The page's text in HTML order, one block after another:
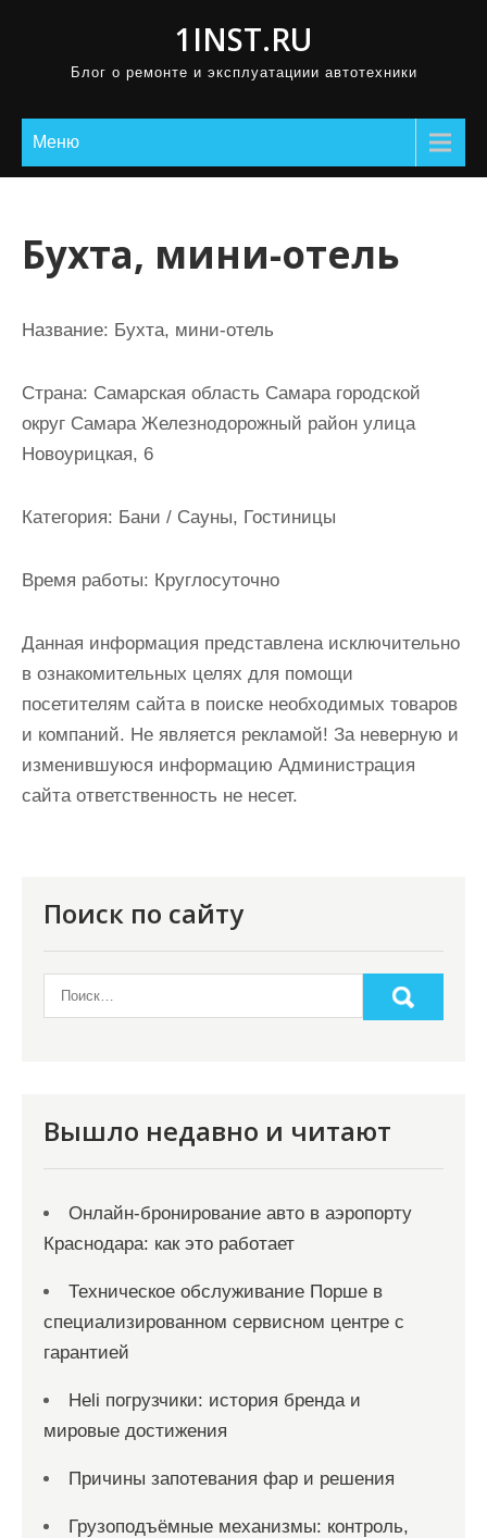
1INST.RU
Блог о ремонте и эксплуатациии автотехники
Меню
Бухта, мини-отель
Название: Бухта, мини-отель
Страна: Самарская область Самара городской
округ Самара Железнодорожный район улица
Новоурицкая, 6
Категория: Бани / Сауны, Гостиницы
Время работы: Круглосуточно
Данная информация представлена исключительно
в ознакомительных целях для помощи
посетителям сайта в поиске необходимых товаров
и компаний. Не является рекламой! За неверную и
изменившуюся информацию Администрация
сайта ответственность не несет.
Поиск по сайту
Вышло недавно и читают
Онлайн‑бронирование авто в аэропорту
Краснодара: как это работает
Техническое обслуживание Порше в
специализированном сервисном центре с
гарантией
Heli погрузчики: история бренда и
мировые достижения
Причины запотевания фар и решения
Грузоподъёмные механизмы: контроль,